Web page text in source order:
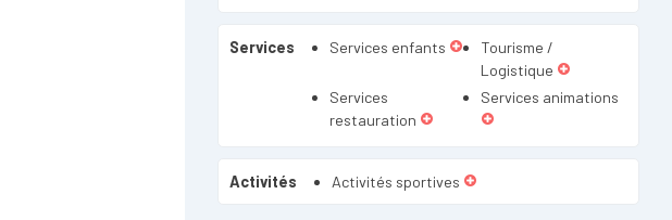
Services Services enfants
Tourisme /
Logistique
Services
restauration
Services animations
Activités Activités sportives